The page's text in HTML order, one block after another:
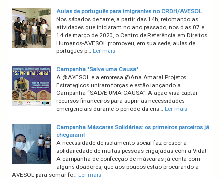
Aulas de português para imigrantes no CRDH/AVESOL
Nos sábados de tarde, a partir das 14h, retomando as
atividades que iniciaram no ano passado, nos dias 07 e
14 de março de 2020, o Centro de Referência em Direitos
Humanos-AVESOL promoveu, em sua sede, aulas de
português p… Ler mais
Campanha "Salve uma Causa"
A @AVESOL e a empresa @Ana Amaral Projetos
Estratégicos uniram forças e estão lançando a
Campanha “SALVE UMA CAUSA”. A ação visa captar
recursos financeiros para suprir as necessidades
emergenciais durante o período da cris… Ler mais
Campanha Máscaras Solidárias: os primeiros parceiros já
chegaram!
A necessidade de isolamento social faz crescer a
solidariedade de muitas pessoas engajadas com a Vida!
A campanha de confecção de máscaras já conta com
alguns doadores, que aos poucos estão procurando a
AVESOL para somar fo… Ler mais